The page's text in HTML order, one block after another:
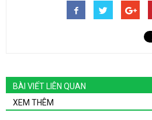
BÀI VIẾT LIÊN QUAN
XEM THÊM